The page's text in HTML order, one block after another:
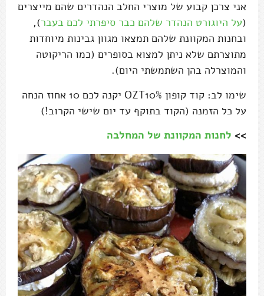
אני צרכן קבוע של מוצרי החלב הנהדרים שהם מייצרים
(על היוגורט הנהדר שלהם כבר סיפרתי לכם בעבר),
ובחנות המקוונת שלהם תמצאו מגוון גבינות מיוחדות
מתוצרתם שלא ניתן למצוא בסופרים (כמו הריקוטה
והמוצרלה בהן השתמשתי היום).
שימו לב: קוד קופון OZT10% יקנה לכם 10 אחוז הנחה
על כל הזמנה (הקוד בתוקף עד יום שישי הקרוב!)
>> לחנות המקוונת של המחלבה